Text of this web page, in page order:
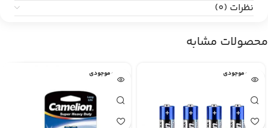
نظرات (0)
محصولات مشابه
اتمام موجودی اتمام موجودی